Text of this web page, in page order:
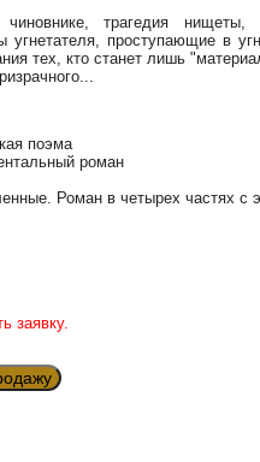
трагедия нищеты,
угнетателя, проступающие в
тех, кто станет лишь
поэма
роман
Роман в четырех частях с
заявку.